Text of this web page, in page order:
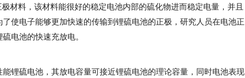
材料，该材料能很好的稳定电池内部的硫化物进而稳定电量，并且
使电子能够更加快速的传输到锂硫电池的正极，研究人员在电池正
电池的快速充放电。
锂硫电池，其放电容量可接近锂硫电池的理论容量，同时电池表现